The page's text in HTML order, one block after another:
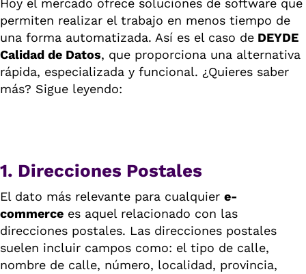
Hoy el mercado ofrece soluciones de software que
permiten realizar el trabajo en menos tiempo de
una forma automatizada. Así es el caso de DEYDE
Calidad de Datos, que proporciona una alternativa
rápida, especializada y funcional. ¿Quieres saber
más? Sigue leyendo:
1. Direcciones Postales
El dato más relevante para cualquier e-
commerce es aquel relacionado con las
direcciones postales. Las direcciones postales
suelen incluir campos como: el tipo de calle,
nombre de calle, número, localidad, provincia,